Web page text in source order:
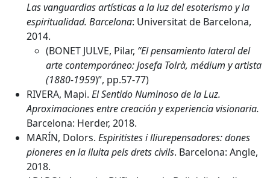
Las vanguardias artísticas a la luz del esoterismo y la
espiritualidad. Barcelona: Universitat de Barcelona,
2014.
(BONET JULVE, Pilar, “El pensamiento lateral del
arte contemporáneo: Josefa Tolrà, médium y artista
(1880-1959)”, pp.57-77)
RIVERA, Mapi. El Sentido Numinoso de la Luz.
Aproximaciones entre creación y experiencia visionaria.
Barcelona: Herder, 2018.
MARÍN, Dolors. Espiritistes i lliurepensadores: dones
pioneres en la lluita pels drets civils. Barcelona: Angle,
2018.